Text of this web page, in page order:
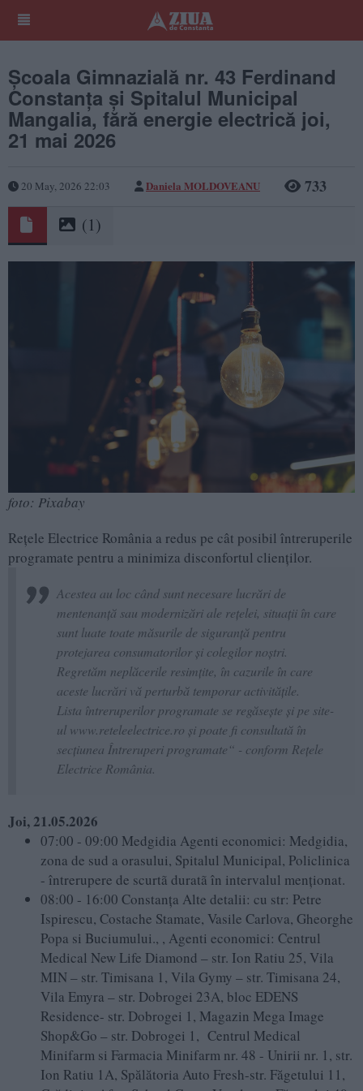
Școala Gimnazială nr. 43 Ferdinand
Constanța și Spitalul Municipal
Mangalia, fără energie electrică joi,
21 mai 2026
20 May, 2026 22:03 Daniela MOLDOVEANU 733
(1)
foto: Pixabay
Rețele Electrice România a redus pe cât posibil întreruperile
programate pentru a minimiza disconfortul clienților.
Acestea au loc când sunt necesare lucrări de
mentenanță sau modernizări ale rețelei, situații în care
sunt luate toate măsurile de siguranță pentru
protejarea consumatorilor și colegilor noștri.
Regretăm neplăcerile resimțite, în cazurile în care
aceste lucrări vă perturbă temporar activitățile.
Lista întreruperilor programate se regăsește și pe site-
ul www.reteleelectrice.ro și poate fi consultată în
secțiunea Întreruperi programate“ - conform Rețele
Electrice România.
Joi, 21.05.2026
07:00 - 09:00 Medgidia Agenti economici: Medgidia,
zona de sud a orasului, Spitalul Municipal, Policlinica
- întrerupere de scurtã duratã în intervalul menţionat.
08:00 - 16:00 Constanța Alte detalii: cu str: Petre
Ispirescu, Costache Stamate, Vasile Carlova, Gheorghe
Popa si Buciumului., , Agenti economici: Centrul
Medical New Life Diamond – str. Ion Ratiu 25, Vila
MIN – str. Timisana 1, Vila Gymy – str. Timisana 24,
Vila Emyra – str. Dobrogei 23A, bloc EDENS
Residence- str. Dobrogei 1, Magazin Mega Image
Shop&Go – str. Dobrogei 1, Centrul Medical
Minifarm si Farmacia Minifarm nr. 48 - Unirii nr. 1, str.
Ion Ratiu 1A, Spălătoria Auto Fresh-str. Făgetului 11,